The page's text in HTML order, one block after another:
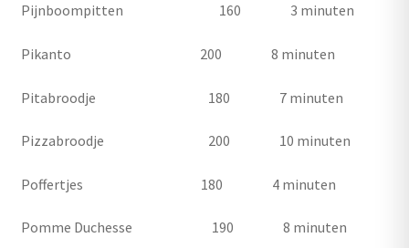
Pijnboompitten 160 3 minuten
Pikanto 200 8 minuten
Pitabroodje 180 7 minuten
Pizzabroodje 200 10 minuten
Poffertjes 180 4 minuten
Pomme Duchesse 190 8 minuten